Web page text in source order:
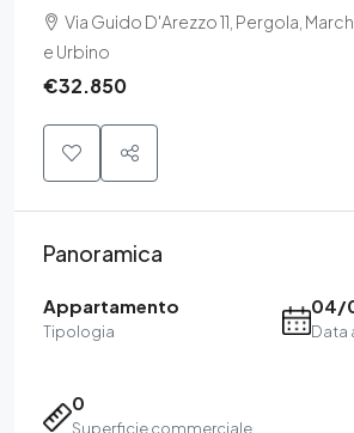
Via Guido D'Arezzo 11, Pergola,
e Urbino
€32.850
Panoramica
Appartamento
Tipologia
04/
Data
0
Superficie commerciale